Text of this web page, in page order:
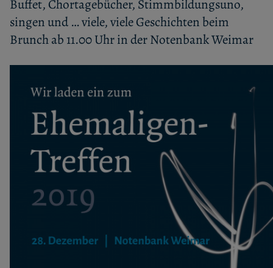
Buffet, Chortagebücher, Stimmbildungsuno,
singen und … viele, viele Geschichten beim
Brunch ab 11.00 Uhr in der Notenbank Weimar